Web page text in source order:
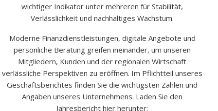
wichtiger Indikator unter mehreren für Stabilität,
Verlässlichkeit und nachhaltiges Wachstum.
Moderne Finanzdienstleistungen, digitale Angebote und
persönliche Beratung greifen ineinander, um unseren
Mitgliedern, Kunden und der regionalen Wirtschaft
verlässliche Perspektiven zu eröffnen. Im Pflichtteil unseres
Geschäftsberichtes finden Sie die wichtigsten Zahlen und
Angaben unseres Unternehmens. Laden Sie den
Jahresbericht hier herunter: